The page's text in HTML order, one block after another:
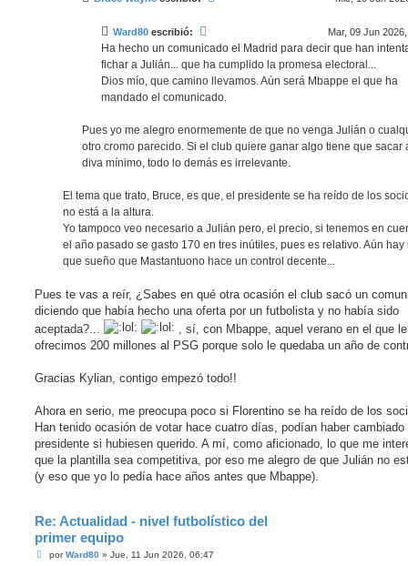
Ward80 escribió: Mar, 09 Jun
Ha hecho un comunicado el Madrid para decir que han
fichar a Julián... que ha cumplido la promesa electoral...
Dios mío, que camino llevamos. Aún será Mbappe el que ha
mandado el comunicado.
Pues yo me alegro enormemente de que no venga Julián o
otro cromo parecido. Si el club quiere ganar algo tiene que sacar
diva mínimo, todo lo demás es irrelevante.
El tema que trato, Bruce, es que, el presidente se ha reído de los
no está a la altura.
Yo tampoco veo necesario a Julián pero, el precio, si tenemos en
el año pasado se gasto 170 en tres inútiles, pues es relativo. Aún hay
que sueño que Mastantuono hace un control decente...
Pues te vas a reír, ¿Sabes en qué otra ocasión el club sacó un
diciendo que había hecho una oferta por un futbolista y no había sido
aceptada?...
, sí, con Mbappe, aquel verano en el que le
ofrecimos 200 millones al PSG porque solo le quedaba un año de
Gracias Kylian, contigo empezó todo!!
Ahora en serio, me preocupa poco si Florentino se ha reído de los
Han tenido ocasión de votar hace cuatro días, podían haber cambiado
presidente si hubiesen querido. A mí, como aficionado, lo que me
que la plantilla sea competitiva, por eso me alegro de que Julián no
(y eso que yo lo pedía hace años antes que Mbappe).
Re: Actualidad - nivel futbolístico del
primer equipo
MporWard80» Jue, 11 Jun 2026, 06:47